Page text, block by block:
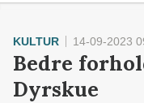
KULTUR 14-09-2023
Bedre
Dyrskue